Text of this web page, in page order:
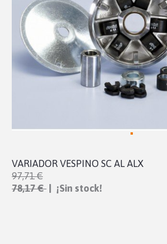
VARIADOR VESPINO SC AL ALX
97,71 €
78,17 € | ¡Sin stock!